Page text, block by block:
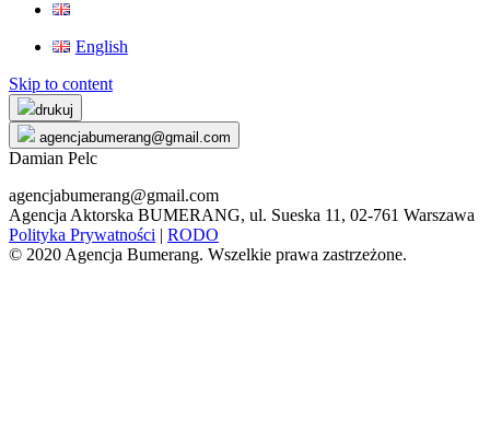
English
Skip to content
drukuj
agencjabumerang@gmail.com
Damian Pelc
agencjabumerang@gmail.com
Agencja Aktorska BUMERANG, ul. Sueska 11, 02-761 Warszawa
Polityka Prywatności | RODO
© 2020 Agencja Bumerang. Wszelkie prawa zastrzeżone.